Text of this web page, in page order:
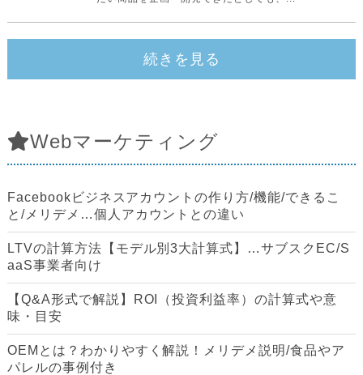
続きを見る
Webマーケティング
Facebookビジネスアカウントの作り方/機能/できるこ
と/メリデメ…個人アカウントとの違い
LTVの計算方法【モデル別3大計算式】…サブスクEC/S
aaS事業者向け
【Q&A形式で解説】ROI（投資利益率）の計算式や意
味・目安
OEMとは？わかりやすく解説！メリデメ説明/食品やア
パレルの事例付き